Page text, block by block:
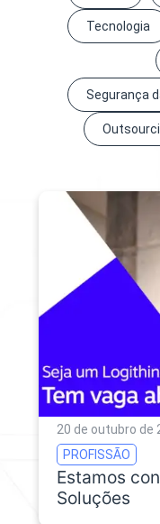
Tecnologia
Segurança
20 de outubro de
PROFISSÃO
Estamos
Soluções